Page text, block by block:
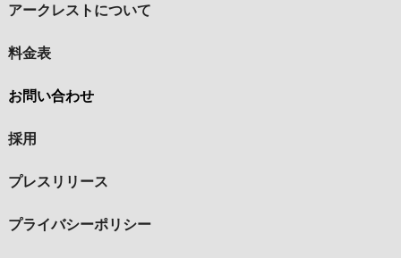
アークレストについて
料金表
お問い合わせ
採用
プレスリリース
プライバシーポリシー